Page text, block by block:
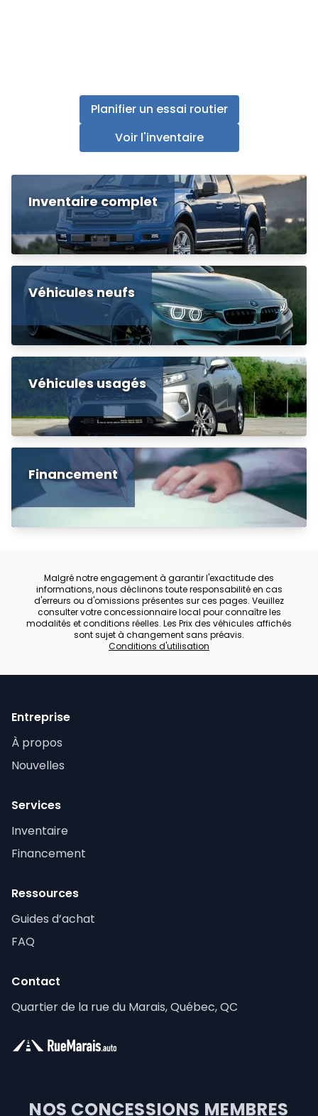
Planifier un essai routier
Voir l'inventaire
Inventaire complet
Véhicules neufs
Véhicules usagés
Financement
Malgré notre engagement à garantir l'exactitude des
informations, nous déclinons toute responsabilité en cas
d'erreurs ou d'omissions présentes sur ces pages. Veuillez
consulter votre concessionnaire local pour connaître les
modalités et conditions réelles. Les Prix des véhicules affichés
sont sujet à changement sans préavis.
Conditions d'utilisation
Entreprise
À propos
Nouvelles
Services
Inventaire
Financement
Ressources
Guides d’achat
FAQ
Contact
Quartier de la rue du Marais, Québec, QC
NOS CONCESSIONS MEMBRES